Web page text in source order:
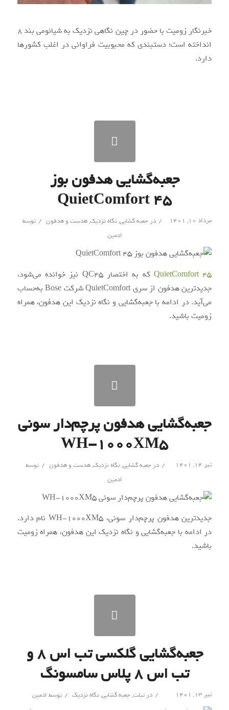
خبرنگار زومیت با حضور در چین نگاهی نزدیک به شیائومی بند ۸
انداخته است؛ دستبندی که محبوبیت فراوانی در اغلب کشورها
دارد.
جعبه‌گشایی هدفون بوز
QuietComfort 45
مرداد ۱۰, ۱۴۰۱ / درجعبه گشایی,نگاه نزدیک,هدست و هدفون / توسط
ادمین
QuietComfort 45
که به اختصار QC45 نیز خوانده می‌شود،
جدیدترین هدفون از سری QuietComfort شرکت Bose به‌حساب
می‌آید. در ادامه با جعبه‌گشایی و نگاه نزدیک این هدفون، همراه
زومیت باشید.
جعبه‌گشایی هدفون پرچم‌دار سونی
WH-1000XM5
تیر ۱۴, ۱۴۰۱ / درجعبه گشایی,نگاه نزدیک,هدست و هدفون / توسط
ادمین
جدیدترین هدفون پرچم‌دار سونی، WH-1000XM5 نام دارد.
در ادامه با جعبه‌گشایی و نگاه نزدیک این هدفون، همراه زومیت
باشید.
جعبه‌گشایی گلکسی تب اس ۸ و
تب اس ۸ پلاس سامسونگ
تیر ۱۳, ۱۴۰۱ / درتبلت,جعبه گشایی,نگاه نزدیک / توسط ادمین